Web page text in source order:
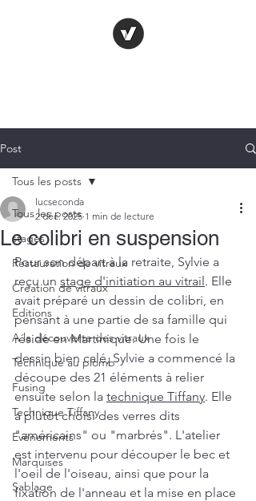
Post
Tous les posts
stages
Restauration de vitraux
Création de vitraux
Editions
A la découverte des vitraux
Technique au plomb
Fusing
Technique Tiffany
Evénements
Marquises
Sablage
Tous les posts
Le colibri en suspension
lucseconda
2 déc. 2025 1 min de lecture
Pour son départ à la retraite, Sylvie a
reçu un stage d'initiation au vitrail. Elle
avait préparé un dessin de colibri, en
pensant à une partie de sa famille qui
réside en Martinique. Une fois le
dessin bien calé, Sylvie a commencé la
découpe des 21 éléments à relier
ensuite selon la technique Tiffany. Elle
a plutôt choisi des verres dits
"américains" ou "marbrés". L'atelier
est intervenu pour découper le bec et
l'oeil de l'oiseau, ainsi que pour la
fixation de l'anneau et la mise en place